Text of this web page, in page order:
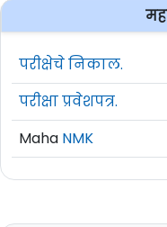
परीक्षेचे निकाल.
परीक्षा प्रवेशपत्र.
Maha NMK